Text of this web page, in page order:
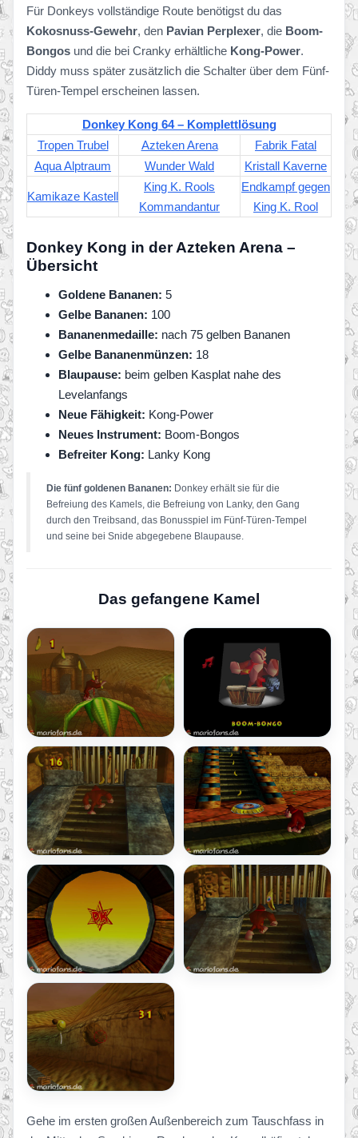
Für Donkeys vollständige Route benötigst du das
Kokosnuss-Gewehr, den Pavian Perplexer, die Boom-
Bongos und die bei Cranky erhältliche Kong-Power.
Diddy muss später zusätzlich die Schalter über dem Fünf-
Türen-Tempel erscheinen lassen.
Donkey Kong 64 – Komplettlösung
Tropen Trubel
Azteken Arena
Fabrik Fatal
Aqua Alptraum
Wunder Wald Kristall Kaverne
Kamikaze Kastell
King K. Rools
Kommandantur
Endkampf gegen
King K. Rool
Donkey Kong in der Azteken Arena –
Übersicht
Goldene Bananen: 5
Gelbe Bananen: 100
Bananenmedaille: nach 75 gelben Bananen
Gelbe Bananenmünzen: 18
Blaupause: beim gelben Kasplat nahe des
Levelanfangs
Neue Fähigkeit: Kong-Power
Neues Instrument: Boom-Bongos
Befreiter Kong: Lanky Kong
Die fünf goldenen Bananen: Donkey erhält sie für die
Befreiung des Kamels, die Befreiung von Lanky, den Gang
durch den Treibsand, das Bonusspiel im Fünf-Türen-Tempel
und seine bei Snide abgegebene Blaupause.
Das gefangene Kamel
Gehe im ersten großen Außenbereich zum Tauschfass in